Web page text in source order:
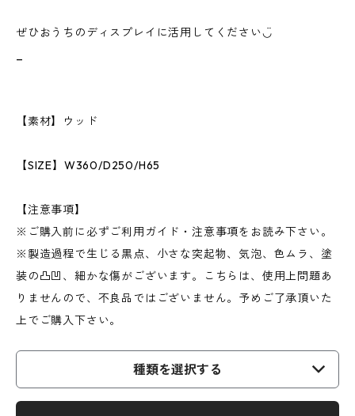
ぜひおうちのディスプレイに活用してください◡̈
【素材】ウッド
【SIZE】W360/D250/H65
【注意事項】
※ご購入前に必ずご利用ガイド・注意事項をお読み下さい。
※製造過程で生じる黒点、小さな突起物、気泡、色ムラ、塗
装の凸凹、細かな傷がございます。こちらは、使用上問題あ
りませんので、不良品ではございません。予めご了承頂いた
上でご購入下さい。
種類を選択する